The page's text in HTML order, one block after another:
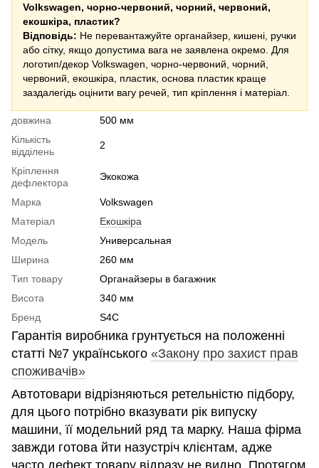
Volkswagen, чорно-червоний, чорний, червоний,
екошкіра, пластик?
Відповідь: Не перевантажуйте органайзер, кишені, ручки
або сітку, якщо допустима вага не заявлена окремо. Для
логотип/декор Volkswagen, чорно-червоний, чорний,
червоний, екошкіра, пластик, основа пластик краще
заздалегідь оцінити вагу речей, тип кріплення і матеріал.
довжина
500 мм
Кількість
відділень
2
Кріплення
дефлектора
Экокожа
Марка
Volkswagen
Матеріал
Екошкіра
Модель
Универсальная
Ширина
260 мм
Тип товару
Органайзеры в багажник
Висота
340 мм
Бренд
S4C
Гарантія виробника грунтується на положенні
статті №7 українського «Закону про захист прав
споживачів»
Автотовари відрізняються ретельністю підбору,
для цього потрібно вказувати рік випуску
машини, її модельний ряд та марку. Наша фірма
завжди готова йти назустріч клієнтам, адже